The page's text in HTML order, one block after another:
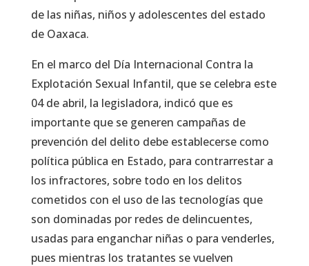
de las niñas, niños y adolescentes del estado
de Oaxaca.
En el marco del Día Internacional Contra la
Explotación Sexual Infantil, que se celebra este
04 de abril, la legisladora, indicó que es
importante que se generen campañas de
prevención del delito debe establecerse como
política pública en Estado, para contrarrestar a
los infractores, sobre todo en los delitos
cometidos con el uso de las tecnologías que
son dominadas por redes de delincuentes,
usadas para enganchar niñas o para venderles,
pues mientras los tratantes se vuelven